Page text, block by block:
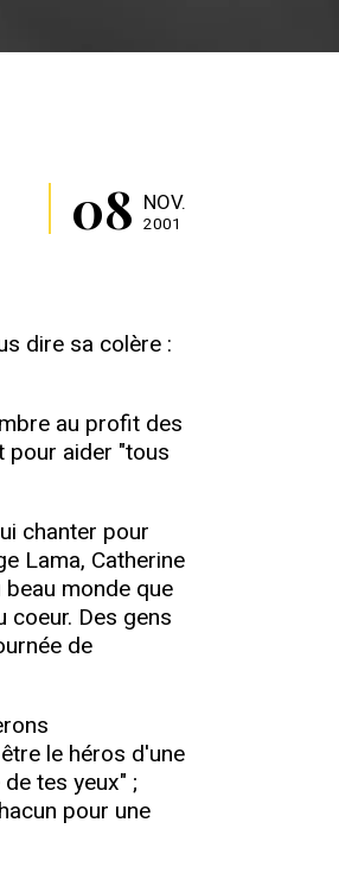
08 NOV.
2001
dire sa colère :
au profit des
pour aider "tous
chanter pour
Lama, Catherine
monde que
Des gens
de
le héros d'une
tes yeux" ;
pour une